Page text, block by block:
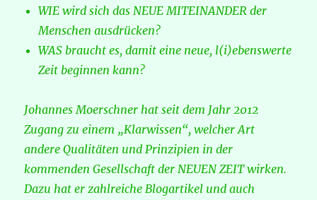
WIE wird sich das NEUE MITEINANDER der
Menschen ausdrücken?
WAS braucht es, damit eine neue, l(i)ebenswerte
Zeit beginnen kann?
Johannes Moerschner hat seit dem Jahr 2012
Zugang zu einem „Klarwissen“, welcher Art
andere Qualitäten und Prinzipien in der
kommenden Gesellschaft der NEUEN ZEIT wirken.
Dazu hat er zahlreiche Blogartikel und auch